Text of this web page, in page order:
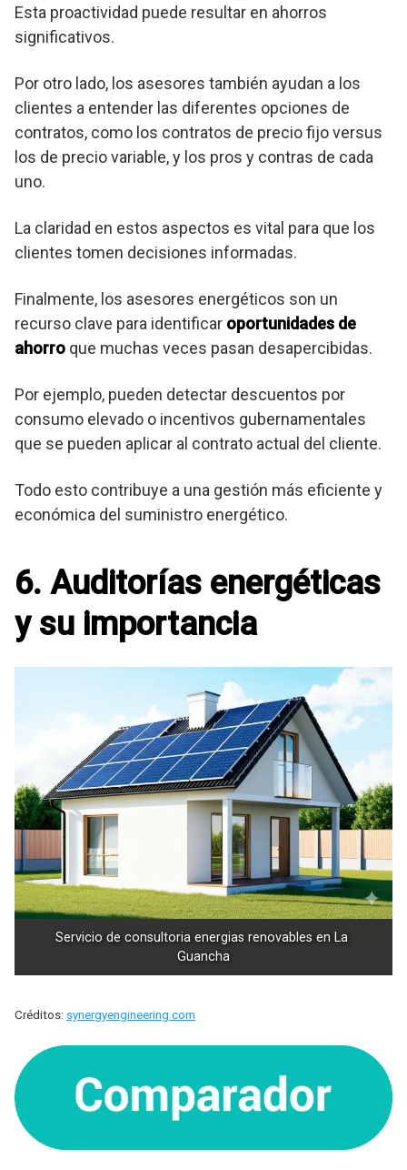
Esta proactividad puede resultar en ahorros
significativos.
Por otro lado, los asesores también ayudan a los
clientes a entender las diferentes opciones de
contratos, como los contratos de precio fijo versus
los de precio variable, y los pros y contras de cada
uno.
La claridad en estos aspectos es vital para que los
clientes tomen decisiones informadas.
Finalmente, los asesores energéticos son un
recurso clave para identificar oportunidades de
ahorro que muchas veces pasan desapercibidas.
Por ejemplo, pueden detectar descuentos por
consumo elevado o incentivos gubernamentales
que se pueden aplicar al contrato actual del cliente.
Todo esto contribuye a una gestión más eficiente y
económica del suministro energético.
6. Auditorías energéticas
y su importancia
Servicio de consultoria energias renovables en La
Guancha
Créditos: synergyengineering.com